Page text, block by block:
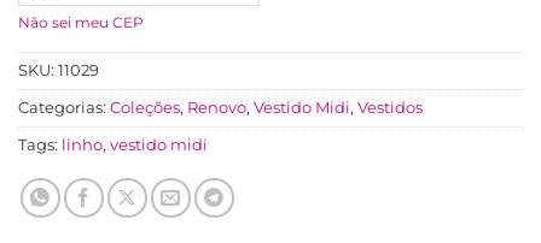
Não sei meu CEP
SKU: 11029
Categorias: Coleções, Renovo, Vestido Midi, Vestidos
Tags: linho, vestido midi